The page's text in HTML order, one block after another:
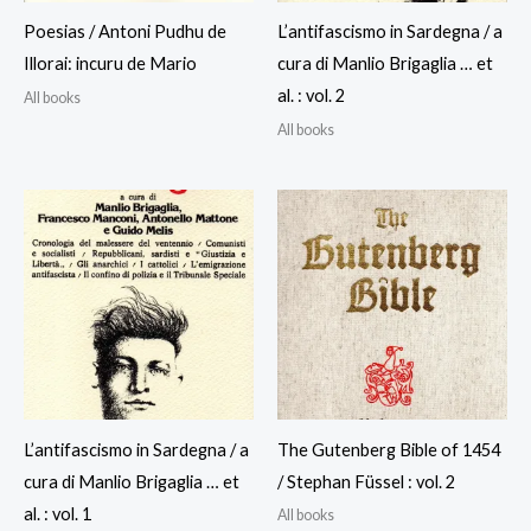
Poesias / Antoni Pudhu de
Illorai: incuru de Mario
All books
L’antifascismo in Sardegna / a
cura di Manlio Brigaglia … et
al. : vol. 2
All books
L’antifascismo in Sardegna / a
cura di Manlio Brigaglia … et
al. : vol. 1
The Gutenberg Bible of 1454
/ Stephan Füssel : vol. 2
All books